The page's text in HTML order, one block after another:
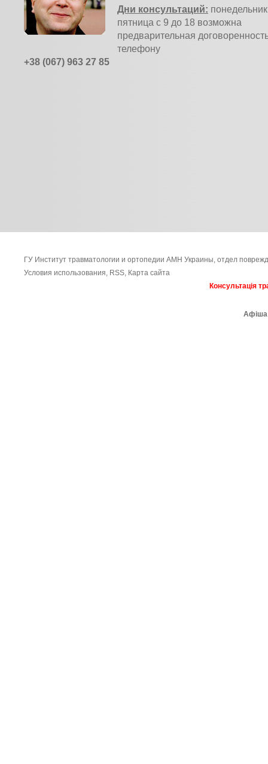
Дни консультаций:
пятница с 9 до 18 возможна
предварительная
телефону
+38 (067) 963 27 85
ГУ Институт травматологии и ортопедии АМН Украины, отдел
Условия использования, RSS, Карта сайта
Консультація